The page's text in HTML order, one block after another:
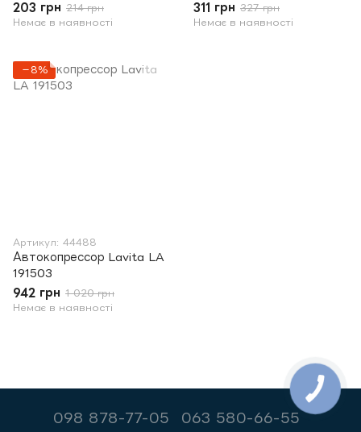
203 грн 214 грн
Немає в наявності
311 грн 327 грн
Немає в наявності
−8%
Артикул: 44488
Автокопрессор Lavita LA
191503
942 грн 1 020 грн
Немає в наявності
098 878-77-05 063 580-66-55